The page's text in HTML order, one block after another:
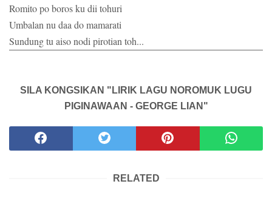
Romito po boros ku dii tohuri
Umbalan nu daa do mamarati
Sundung tu aiso nodi pirotian toh...
SILA KONGSIKAN "LIRIK LAGU NOROMUK LUGU
PIGINAWAAN - GEORGE LIAN"
RELATED